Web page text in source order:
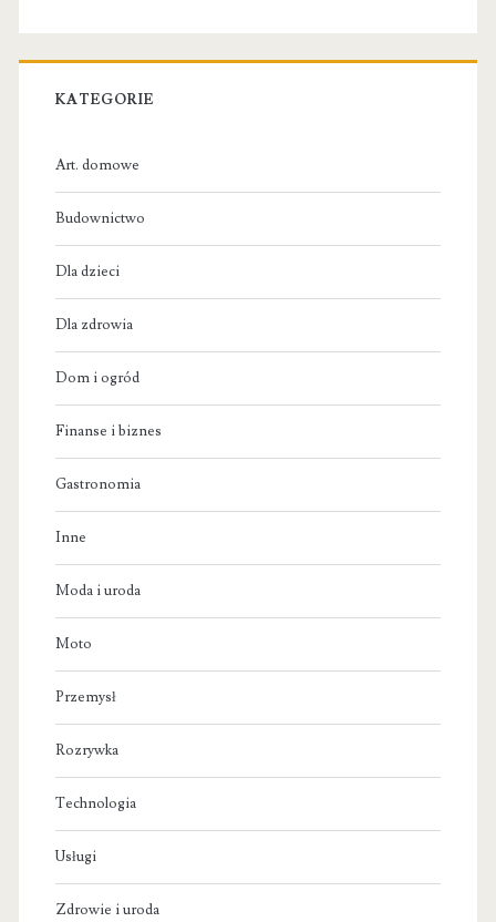
KATEGORIE
Art. domowe
Budownictwo
Dla dzieci
Dla zdrowia
Dom i ogród
Finanse i biznes
Gastronomia
Inne
Moda i uroda
Moto
Przemysł
Rozrywka
Technologia
Usługi
Zdrowie i uroda